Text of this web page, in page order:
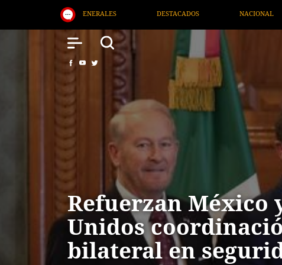
NACIONAL SALUD INTERNACIONAL TV
Refuerzan México
Unidos
bilateral en